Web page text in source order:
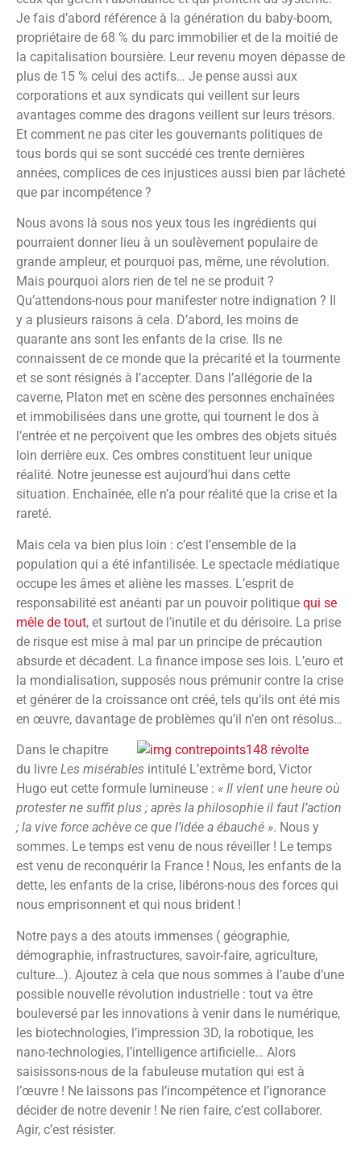
Je fais d’abord référence à la génération du baby-boom,
propriétaire de 68 % du parc immobilier et de la moitié de
la capitalisation boursière. Leur revenu moyen dépasse de
plus de 15 % celui des actifs… Je pense aussi aux
corporations et aux syndicats qui veillent sur leurs
avantages comme des dragons veillent sur leurs trésors.
Et comment ne pas citer les gouvernants politiques de
tous bords qui se sont succédé ces trente dernières
années, complices de ces injustices aussi bien par lâcheté
que par incompétence ?
Nous avons là sous nos yeux tous les ingrédients qui
pourraient donner lieu à un soulèvement populaire de
grande ampleur, et pourquoi pas, même, une révolution.
Mais pourquoi alors rien de tel ne se produit ?
Qu’attendons-nous pour manifester notre indignation ? Il
y a plusieurs raisons à cela. D’abord, les moins de
quarante ans sont les enfants de la crise. Ils ne
connaissent de ce monde que la précarité et la tourmente
et se sont résignés à l’accepter. Dans l’allégorie de la
caverne, Platon met en scène des personnes enchaînées
et immobilisées dans une grotte, qui tournent le dos à
l’entrée et ne perçoivent que les ombres des objets situés
loin derrière eux. Ces ombres constituent leur unique
réalité. Notre jeunesse est aujourd’hui dans cette
situation. Enchaînée, elle n’a pour réalité que la crise et la
rareté.
Mais cela va bien plus loin : c’est l’ensemble de la
population qui a été infantilisée. Le spectacle médiatique
occupe les âmes et aliène les masses. L’esprit de
responsabilité est anéanti par un pouvoir politique qui se
mêle de tout, et surtout de l’inutile et du dérisoire. La prise
de risque est mise à mal par un principe de précaution
absurde et décadent. La finance impose ses lois. L’euro et
la mondialisation, supposés nous prémunir contre la crise
et générer de la croissance ont créé, tels qu’ils ont été mis
en œuvre, davantage de problèmes qu’il n’en ont résolus…
Dans le chapitre
du livre Les misérables intitulé L’extrême bord, Victor
Hugo eut cette formule lumineuse : « Il vient une heure où
protester ne suffit plus ; après la philosophie il faut l’action
; la vive force achève ce que l’idée a ébauché ». Nous y
sommes. Le temps est venu de nous réveiller ! Le temps
est venu de reconquérir la France ! Nous, les enfants de la
dette, les enfants de la crise, libérons-nous des forces qui
nous emprisonnent et qui nous brident !
Notre pays a des atouts immenses ( géographie,
démographie, infrastructures, savoir-faire, agriculture,
culture…). Ajoutez à cela que nous sommes à l’aube d’une
possible nouvelle révolution industrielle : tout va être
bouleversé par les innovations à venir dans le numérique,
les biotechnologies, l’impression 3D, la robotique, les
nano-technologies, l’intelligence artificielle… Alors
saisissons-nous de la fabuleuse mutation qui est à
l’œuvre ! Ne laissons pas l’incompétence et l’ignorance
décider de notre devenir ! Ne rien faire, c’est collaborer.
Agir, c’est résister.